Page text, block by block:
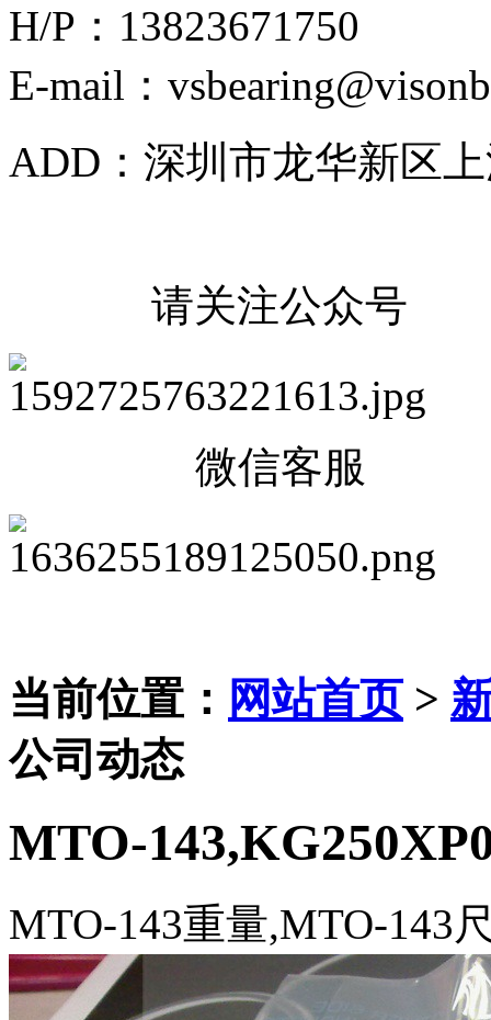
H/P：13823671750
E-mail：
ADD：深圳市龙华新区
请关注公众号
微信客服
当前位置： 网站首页>
公司动态
MTO-
MTO-143重量,MTO-143